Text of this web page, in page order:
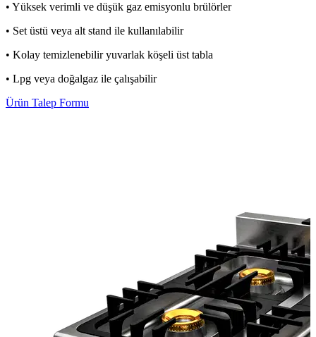
• Yüksek verimli ve düşük gaz emisyonlu brülörler
• Set üstü veya alt stand ile kullanılabilir
• Kolay temizlenebilir yuvarlak köşeli üst tabla
• Lpg veya doğalgaz ile çalışabilir
Ürün Talep Formu